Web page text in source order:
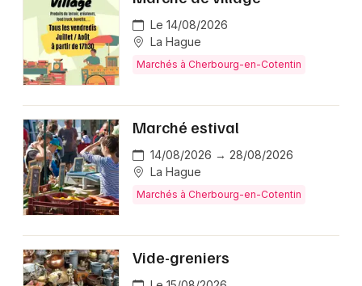
Le 14/08/2026
La Hague
Marchés à Cherbourg-en-Cotentin
Marché estival
14/08/2026 → 28/08/2026
La Hague
Marchés à Cherbourg-en-Cotentin
Vide-greniers